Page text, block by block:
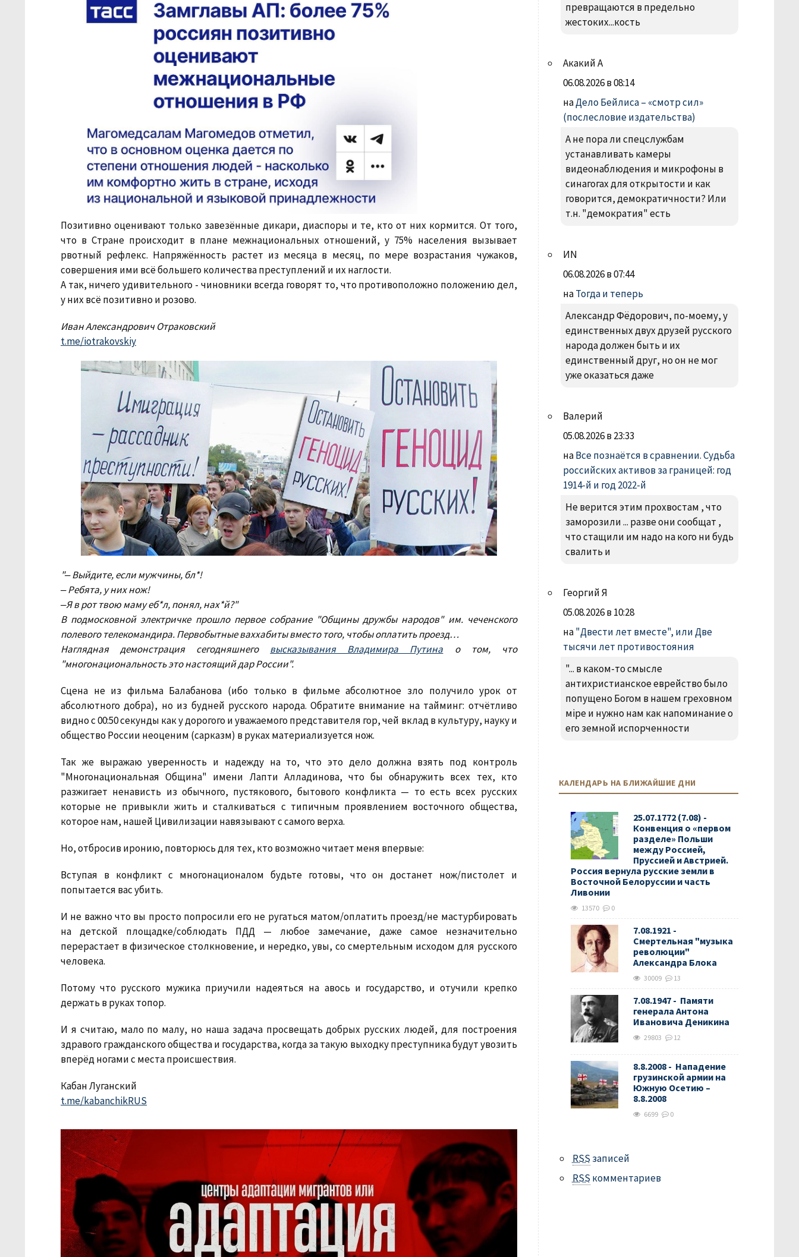
Позитивно оценивают только завезённые дикари, диаспоры и те, кто от них кормится. От того,
что в Стране происходит в плане межнациональных отношений, у 75% населения вызывает
рвотный рефлекс. Напряжённость растет из месяца в месяц, по мере возрастания чужаков,
совершения ими всё большего количества преступлений и их наглости.
А так, ничего удивительного - чиновники всегда говорят то, что противоположно положению дел,
у них всё позитивно и розово.
Иван Александрович Отраковский
t.me/iotrakovskiy
"‒ Выйдите, если мужчины, бл*!
‒ Ребята, у них нож!
‒Я в рот твою маму еб*л, понял, нах*й?"
В подмосковной электричке прошло первое собрание "Общины дружбы народов" им. чеченского
полевого телекомандира. Первобытные ваххабиты вместо того, чтобы оплатить проезд…
Наглядная демонстрация сегодняшнего высказывания Владимира Путина о том, что
"многонациональность это настоящий дар России".
Сцена не из фильма Балабанова (ибо только в фильме абсолютное зло получило урок от
абсолютного добра), но из будней русского народа. Обратите внимание на тайминг: отчётливо
видно с 00:50 секунды как у дорогого и уважаемого представителя гор, чей вклад в культуру, науку и
общество России неоценим (сарказм) в руках материализуется нож.
Так же выражаю уверенность и надежду на то, что это дело должна взять под контроль
"Многонациональная Община" имени Лапти Алладинова, что бы обнаружить всех тех, кто
разжигает ненависть из обычного, пустякового, бытового конфликта — то есть всех русских
которые не привыкли жить и сталкиваться с типичным проявлением восточного общества,
которое нам, нашей Цивилизации навязывают с самого верха.
Но, отбросив иронию, повторюсь для тех, кто возможно читает меня впервые:
Вступая в конфликт с многонационалом будьте готовы, что он достанет нож/пистолет и
попытается вас убить.
И не важно что вы просто попросили его не ругаться матом/оплатить проезд/не мастурбировать
на детской площадке/соблюдать ПДД — любое замечание, даже самое незначительно
перерастает в физическое столкновение, и нередко, увы, со смертельным исходом для русского
человека.
Потому что русского мужика приучили надеяться на авось и государство, и отучили крепко
держать в руках топор.
И я считаю, мало по малу, но наша задача просвещать добрых русских людей, для построения
здравого гражданского общества и государства, когда за такую выходку преступника будут увозить
вперёд ногами с места происшествия.
Кабан Луганский
t.me/kabanchikRUS
превращаются в предельно
жестоких...кость
Акакий А
06.08.2026 в 08:14
наДело Бейлиса – «смотр сил»
(послесловие издательства)
А не пора ли спецслужбам
устанавливать камеры
видеонаблюдения и микрофоны в
синагогах для открытости и как
говорится, демократичности? Или
т.н. "демократия" есть
ИN
06.08.2026 в 07:44
наТогда и теперь
Александр Фëдорович, по-моему, у
единственных двух друзей русского
народа должен быть и их
единственный друг, но он не мог
уже оказаться даже
Валерий
05.08.2026 в 23:33
наВсе познаётся в сравнении. Судьба
российских активов за границей: год
1914-й и год 2022-й
Не верится этим прохвостам , что
заморозили ... разве они сообщат ,
что стащили им надо на кого ни будь
свалить и
Георгий Я
05.08.2026 в 10:28
на"Двести лет вместе", или Две
тысячи лет противостояния
"... в каком-то смысле
антихристианское еврейство было
попущено Богом в нашем греховном
міре и нужно нам как напоминание о
его земной испорченности
КАЛЕНДАРЬ НА БЛИЖАЙШИЕ ДНИ
25.07.1772 (7.08) -
Конвенция о «первом
разделе» Польши
между Россией,
Пруссией и Австрией.
Россия вернула русские земли в
Восточной Белоруссии и часть
Ливонии
13570 0
7.08.1921 -
Смертельная "музыка
революции"
Александра Блока
30009 13
7.08.1947 - Памяти
генерала Антона
Ивановича Деникина
29803 12
8.8.2008 - Нападение
грузинской армии на
Южную Осетию –
8.8.2008
6699 0
RSS записей
RSS комментариев